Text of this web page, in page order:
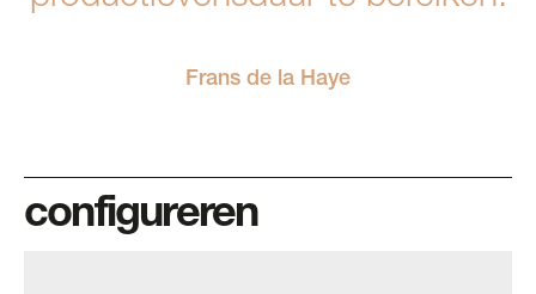
Frans de la Haye
configureren